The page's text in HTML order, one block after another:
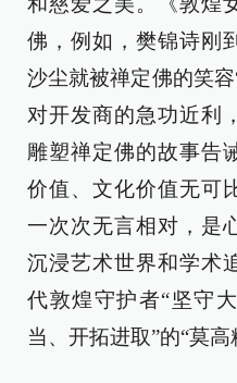
佛，例如，樊锦诗刚
沙尘就被禅定佛的笑
对开发商的急功近利
雕塑禅定佛的故事告
价值、文化价值无可
一次次无言相对，是
沉浸艺术世界和学术
代敦煌守护者“坚守
当、开拓进取”的“莫高